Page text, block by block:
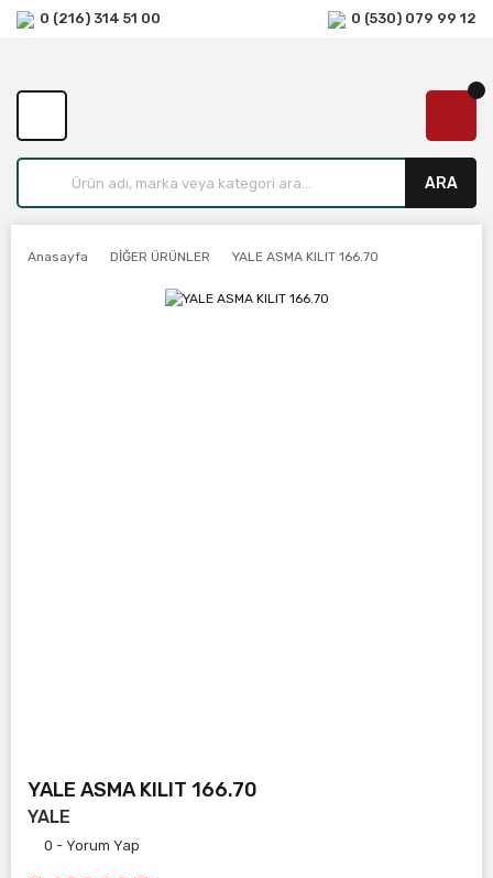
0 (216) 314 51 00 0 (530) 079 99 12
ARA
Anasayfa DİĞER ÜRÜNLER YALE ASMA KILIT 166.70
YALE ASMA KILIT 166.70
YALE
0 - Yorum Yap